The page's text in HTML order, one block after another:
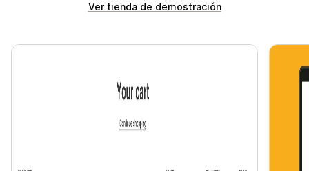
Ver tienda de demostración